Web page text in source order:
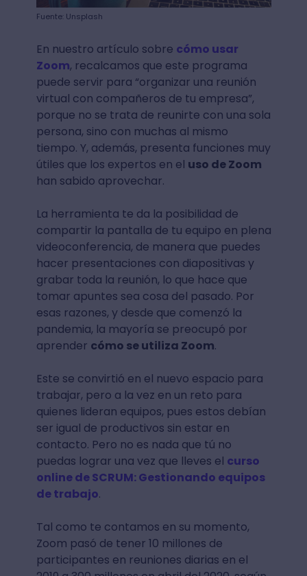
Fuente: Unsplash
En nuestro artículo sobre cómo usar
Zoom, recalcamos que este programa
puede servir para “organizar una reunión
virtual con compañeros de tu empresa”,
porque no se trata de reunirte con una sola
persona, sino con muchas al mismo
tiempo. Y, además, presenta funciones muy
útiles que los expertos en el uso de Zoom
han sabido aprovechar.
La herramienta te da la posibilidad de
compartir la pantalla de tu equipo en plena
videoconferencia, de manera que puedes
hacer presentaciones con diapositivas y
grabar toda la reunión, lo que hace que
tomar apuntes sea cosa del pasado. Por
esas razones, y desde que comenzó la
pandemia, la mayoría se preocupó por
aprender cómo se utiliza Zoom.
Este se convirtió en el nuevo espacio para
trabajar, pero a la vez en un reto para
quienes lideran equipos, pues estos debían
ser igual de productivos sin estar en
contacto. Pero no es nada que tú no
puedas lograr una vez que lleves el curso
online de SCRUM: Gestionando equipos
de trabajo.
Tal como te contamos en su momento,
Zoom pasó de tener 10 millones de
participantes en reuniones diarias en el